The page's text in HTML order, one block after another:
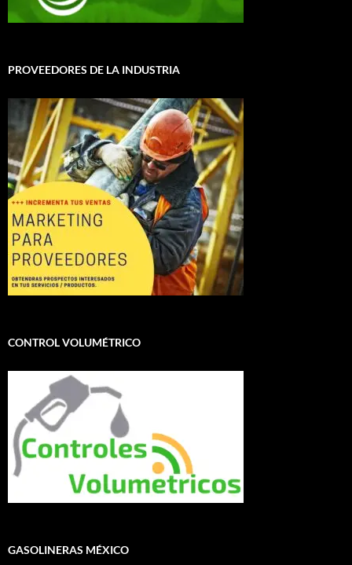
PROVEEDORES DE LA INDUSTRIA
CONTROL VOLUMÉTRICO
GASOLINERAS MÉXICO